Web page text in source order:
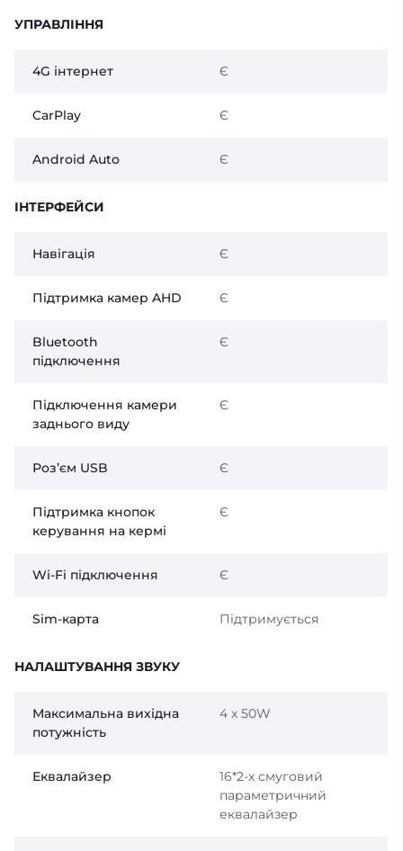
УПРАВЛІННЯ
4G інтернет Є
CarPlay Є
Android Auto Є
ІНТЕРФЕЙСИ
Навігація Є
Підтримка камер AHD Є
Bluetooth
підключення
Є
Підключення камери
заднього виду
Є
Розʼєм USB Є
Підтримка кнопок
керування на кермі
Є
Wi-Fi підключення Є
Sim-карта Підтримується
НАЛАШТУВАННЯ ЗВУКУ
Максимальна вихідна
потужність
4 x 50W
Еквалайзер
16*2-х смуговий
параметричний
еквалайзер